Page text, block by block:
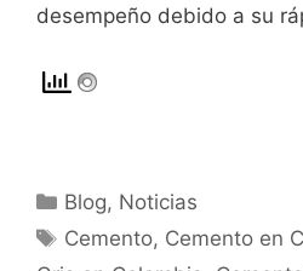
desempeño debido a su
Blog, Noticias
Cemento, Cemento en